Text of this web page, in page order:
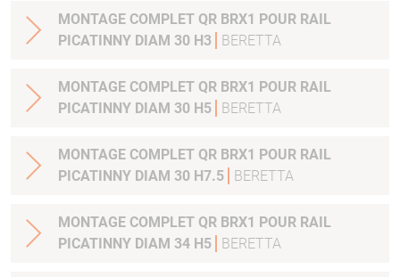
MONTAGE COMPLET QR BRX1 POUR RAIL
PICATINNY DIAM 30 H3
BERETTA
MONTAGE COMPLET QR BRX1 POUR RAIL
PICATINNY DIAM 30 H5
BERETTA
MONTAGE COMPLET QR BRX1 POUR RAIL
PICATINNY DIAM 30 H7.5
BERETTA
MONTAGE COMPLET QR BRX1 POUR RAIL
PICATINNY DIAM 34 H5
BERETTA